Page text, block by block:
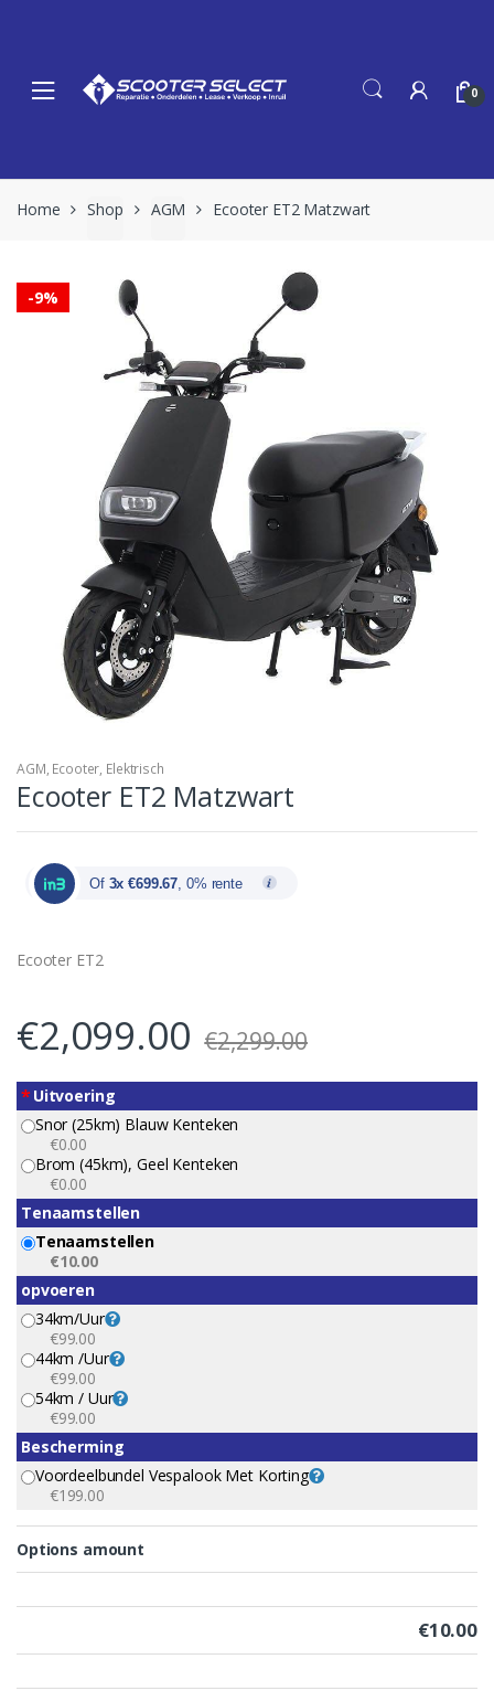
0
Home Shop AGM Ecooter ET2 Matzwart
-9%
AGM, Ecooter, Elektrisch
Ecooter ET2 Matzwart
Of 3x €699.67, 0% rente
Ecooter ET2
€2,099.00 €2,299.00
*Uitvoering
Snor (25km) Blauw Kenteken
€0.00
Brom (45km), Geel Kenteken
€0.00
Tenaamstellen
Tenaamstellen
€10.00
opvoeren
34km/uur
€99.00
44km /uur
€99.00
54km / Uur
€99.00
Bescherming
Voordeelbundel Vespalook Met Korting
€199.00
Options amount
€10.00